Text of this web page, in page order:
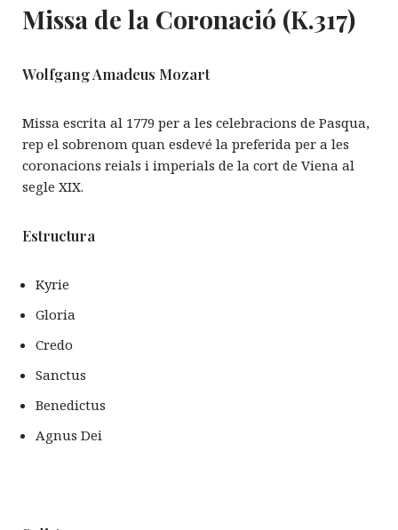
Missa de la Coronació (K.317)
Wolfgang Amadeus Mozart
Missa escrita al 1779 per a les celebracions de Pasqua,
rep el sobrenom quan esdevé la preferida per a les
coronacions reials i imperials de la cort de Viena al
segle XIX.
Estructura
Kyrie
Gloria
Credo
Sanctus
Benedictus
Agnus Dei